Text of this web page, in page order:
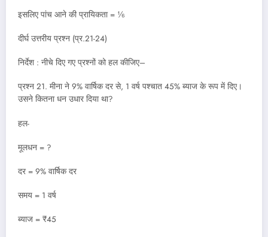
इसलिए पांच आने की प्रायिकता = ⅙
दीर्घ उत्तरीय प्रश्न (प्र.21-24)
निर्देश : नीचे दिए गए प्रश्नों को हल कीजिए–
प्रश्न 21. मीना ने 9% वार्षिक दर से, 1 वर्ष पश्चात 45% ब्याज के रूप में दिए।
उसने कितना धन उधार दिया था?
हल-
मूलधन = ?
दर = 9% वार्षिक दर
समय = 1 वर्ष
ब्याज = ₹45